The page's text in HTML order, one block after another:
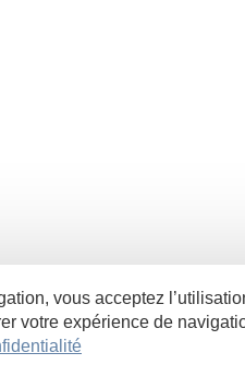
vous acceptez
votre expérience de